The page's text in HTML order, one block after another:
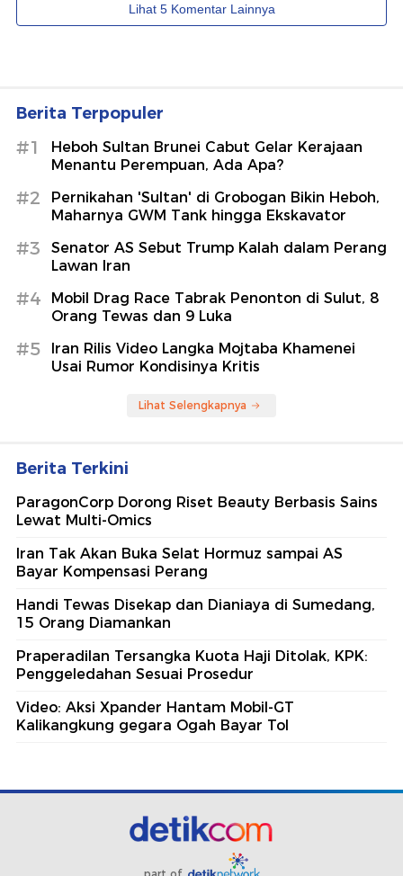
Berita Terpopuler
#1
Heboh Sultan Brunei Cabut Gelar Kerajaan
Menantu Perempuan, Ada Apa?
#2
Pernikahan 'Sultan' di Grobogan Bikin Heboh,
Maharnya GWM Tank hingga Ekskavator
#3
Senator AS Sebut Trump Kalah dalam Perang
Lawan Iran
#4
Mobil Drag Race Tabrak Penonton di Sulut, 8
Orang Tewas dan 9 Luka
#5
Iran Rilis Video Langka Mojtaba Khamenei
Usai Rumor Kondisinya Kritis
Lihat Selengkapnya
Berita Terkini
ParagonCorp Dorong Riset Beauty Berbasis Sains
Lewat Multi-Omics
Iran Tak Akan Buka Selat Hormuz sampai AS
Bayar Kompensasi Perang
Handi Tewas Disekap dan Dianiaya di Sumedang,
15 Orang Diamankan
Praperadilan Tersangka Kuota Haji Ditolak, KPK:
Penggeledahan Sesuai Prosedur
Video: Aksi Xpander Hantam Mobil-GT
Kalikangkung gegara Ogah Bayar Tol